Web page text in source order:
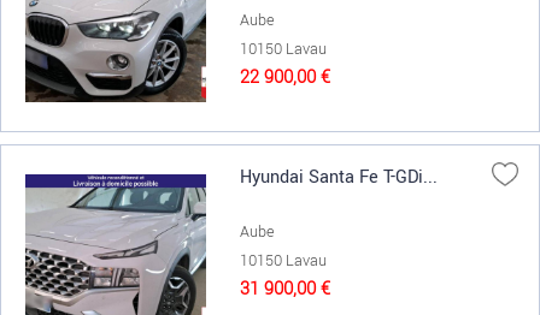
Aube
10150 Lavau
22 900,00 €
Hyundai Santa Fe T-GDi...
Aube
10150 Lavau
31 900,00 €